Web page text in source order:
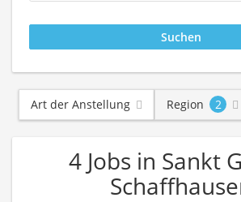
Art der Anstellung Region 2
4 Jobs in Sankt